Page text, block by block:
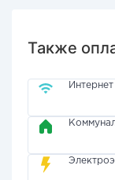
Также
Интернет